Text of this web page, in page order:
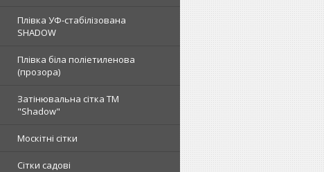
Плівка УФ-стабілізована
SHADOW
Плівка біла поліетиленова
(прозора)
Затінювальна сітка ТМ
"Shadow"
Москітні сітки
Сітки садові